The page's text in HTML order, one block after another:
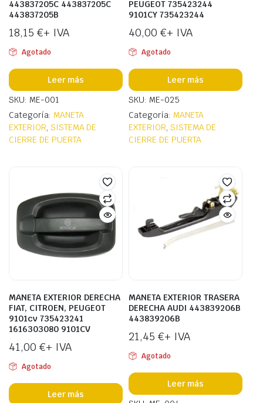
443837205C 443837205C
443837205B
18,15 €+ IVA
Agotado
Leer más
SKU: ME-001
Categoría: MANETA
EXTERIOR, SISTEMA DE
CIERRE DE PUERTA
PEUGEOT 735423244
9101CY 735423244
40,00 €+ IVA
Agotado
Leer más
SKU: ME-025
Categoría: MANETA
EXTERIOR, SISTEMA DE
CIERRE DE PUERTA
MANETA EXTERIOR DERECHA
FIAT, CITROEN, PEUGEOT
9101cv 735423241
1616303080 9101CV
41,00 €+ IVA
Agotado
Leer más
MANETA EXTERIOR TRASERA
DERECHA AUDI 443839206B
443839206B
21,45 €+ IVA
Agotado
Leer más